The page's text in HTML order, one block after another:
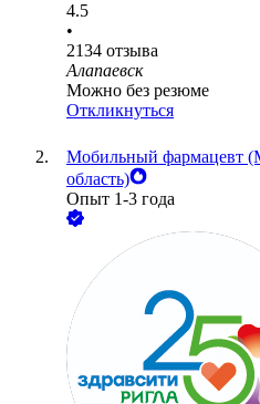
4.5
•
2134 отзыва
Алапаевск
Можно без резюме
Откликнуться
Мобильный фармацевт
область)
Опыт 1-3 года